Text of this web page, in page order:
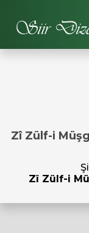
Zî Zülf-i
Zî Zülf-i